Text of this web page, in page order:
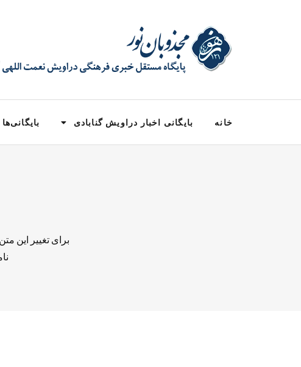
خانه بایگانی اخبار دراویش گنابادی بایگانی‌ها
برای تغییر این